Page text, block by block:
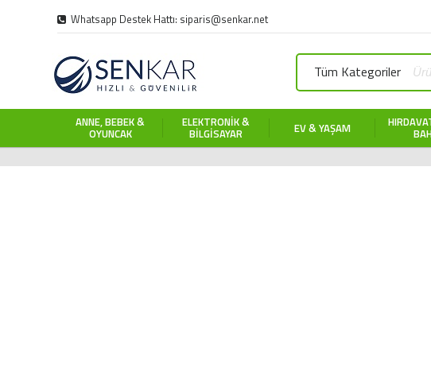
Whatsapp Destek Hattı: siparis@senkar.net
Tüm Kategoriler
ANNE, BEBEK &
OYUNCAK
ELEKTRONIK &
BILGISAYAR EV & YAŞAM